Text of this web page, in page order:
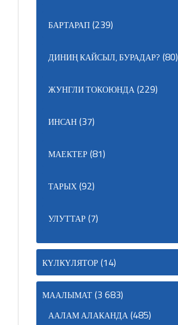
БАРТАРАП(239)
ДИНИҢ КАЙСЫЛ, БУРАДАР? (80)
ЖУНГЛИ ТОКОЮНДА(229)
ИНСАН(37)
МАЕКТЕР(81)
ТАРЫХ(92)
УЛУТТАР(7)
КҮЛКҮЛЯТОР(14)
МААЛЫМАТ(3 683)
ААЛАМ АЛАКАНДА(485)